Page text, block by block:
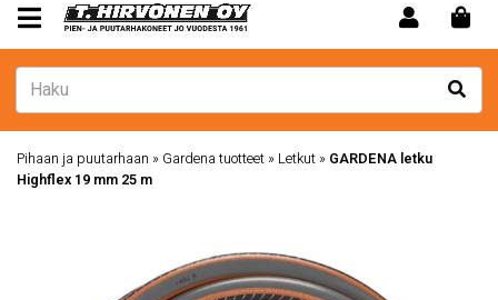
Pihaan ja puutarhaan » Gardena tuotteet » Letkut » GARDENA letku
Highflex 19 mm 25 m